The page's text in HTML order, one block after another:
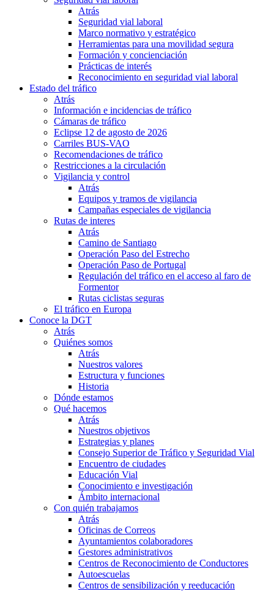
Atrás
Seguridad vial laboral
Marco normativo y estratégico
Herramientas para una movilidad segura
Formación y concienciación
Prácticas de interés
Reconocimiento en seguridad vial laboral
Estado del tráfico
Atrás
Información e incidencias de tráfico
Cámaras de tráfico
Eclipse 12 de agosto de 2026
Carriles BUS-VAO
Recomendaciones de tráfico
Restricciones a la circulación
Vigilancia y control
Atrás
Equipos y tramos de vigilancia
Campañas especiales de vigilancia
Rutas de interes
Atrás
Camino de Santiago
Operación Paso del Estrecho
Operación Paso de Portugal
Regulación del tráfico en el acceso al faro de
Formentor
Rutas ciclistas seguras
El tráfico en Europa
Conoce la DGT
Atrás
Quiénes somos
Atrás
Nuestros valores
Estructura y funciones
Historia
Dónde estamos
Qué hacemos
Atrás
Nuestros objetivos
Estrategias y planes
Consejo Superior de Tráfico y Seguridad Vial
Encuentro de ciudades
Educación Vial
Conocimiento e investigación
Ámbito internacional
Con quién trabajamos
Atrás
Oficinas de Correos
Ayuntamientos colaboradores
Gestores administrativos
Centros de Reconocimiento de Conductores
Autoescuelas
Centros de sensibilización y reeducación